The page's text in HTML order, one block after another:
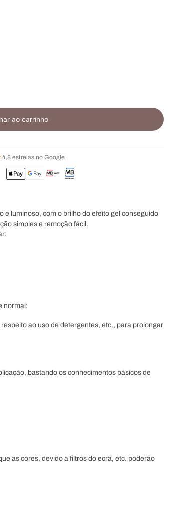
ao carrinho
4,8 estrelas no Google
e luminoso, com o brilho do efeito gel conseguido
simples e remoção fácil.
normal;
ao uso de detergentes, etc., para prolongar
bastando os conhecimentos básicos de
as cores, devido a filtros do ecrã, etc. poderão